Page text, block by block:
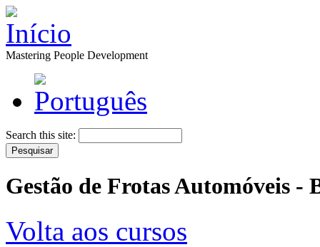
Mastering People Development
Search this site:
Gestão de Frotas Automóveis -
Volta aos cursos